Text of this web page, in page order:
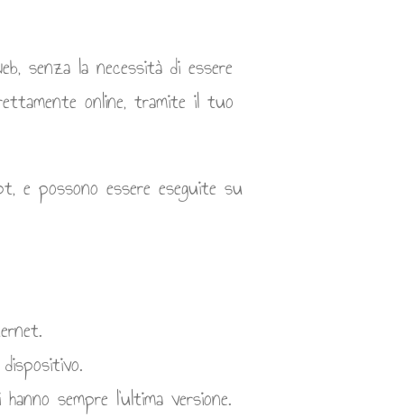
senza la necessità di essere
online, tramite il tuo
e possono essere eseguite su
sempre l’ultima versione.